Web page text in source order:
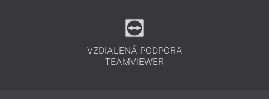
VZDIALENÁ PODPORA
TEAMVIEWER